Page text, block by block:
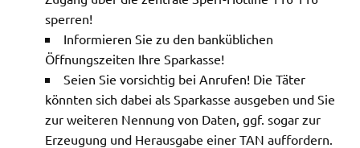
sperren!
Informieren Sie zu den banküblichen
Öffnungszeiten Ihre Sparkasse!
Seien Sie vorsichtig bei Anrufen! Die Täter
könnten sich dabei als Sparkasse ausgeben und Sie
zur weiteren Nennung von Daten, ggf. sogar zur
Erzeugung und Herausgabe einer TAN auffordern.